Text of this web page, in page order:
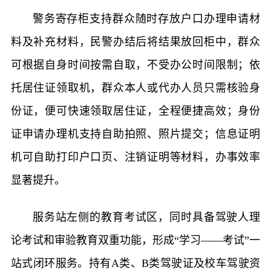
警务寄存柜支持群众随时存放户口办理申请材
料及补充材料，民警办结后将结果放回柜中，群众
可根据自身时间按需自取，不受办公时间限制；依
托居住证领取机，群众本人或代办人员只需核验身
份证，便可快速领取居住证，全程便捷高效；身份
证申请办理机支持自助拍照、照片提交；信息证明
机可自助打印户口页、注销证明等材料，办事效率
显著提升。
服务站左侧的教育考试区，同时具备驾驶人理
论考试和审验教育双重功能，形成“学习——考试”一
站式闭环服务。持有A类、B类驾驶证及校车驾驶资